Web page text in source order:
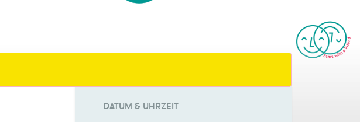
DATUM & UHRZEIT